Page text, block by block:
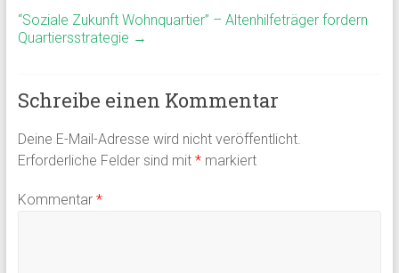
“Soziale Zukunft Wohnquartier” – Altenhilfeträger fordern
Quartiersstrategie →
Schreibe einen Kommentar
Deine E-Mail-Adresse wird nicht veröffentlicht.
Erforderliche Felder sind mit *markiert
Kommentar *